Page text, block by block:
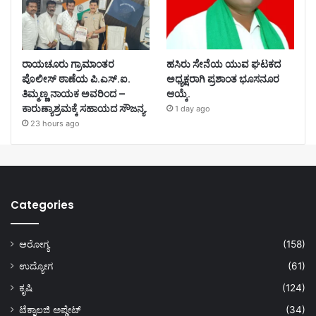
ರಾಯಚೂರು ಗ್ರಾಮಾಂತರ
ಪೊಲೀಸ್ ಠಾಣೆಯ ಪಿ.ಎಸ್.ಐ.
ತಿಮ್ಮಣ್ಣ ನಾಯಕ ಅವರಿಂದ –
ಕಾರುಣ್ಯಾಶ್ರಮಕ್ಕೆ ಸಹಾಯದ ಸೌಜನ್ಯ.
23 hours ago
ಹಸಿರು ಸೇನೆಯ ಯುವ ಘಟಕದ
ಅಧ್ಯಕ್ಷರಾಗಿ ಪ್ರಶಾಂತ ಭೂಸನೂರ
ಆಯ್ಕೆ.
1 day ago
Categories
ಆರೋಗ್ಯ
(158)
ಉದ್ಯೋಗ
(61)
ಕೃಷಿ
(124)
ಟೆಕ್ನಾಲಜಿ ಅಪ್ಡೇಟ್
(34)